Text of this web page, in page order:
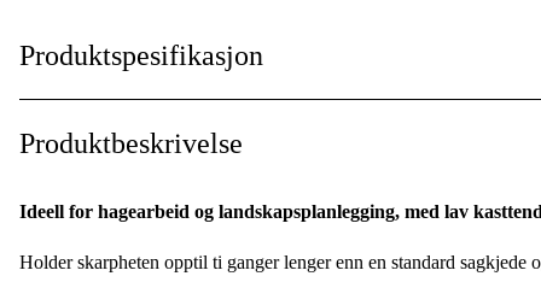
Produktspesifikasjon
Drivlenker:
Produktbeskrivelse
Ideell for hagearbeid og landskapsplanlegging, med lav
Holder skarpheten opptil ti ganger lenger enn en standard sagkjede